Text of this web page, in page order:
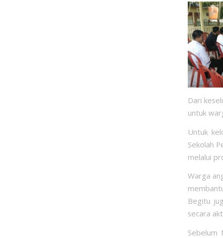
Dari
untuk
Untuk
Sekolah
melalui
Warga
Begitu
secara
Sebelum